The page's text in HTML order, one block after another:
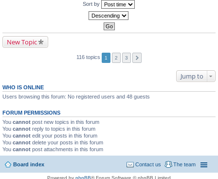
Sort by
New Topic
116 topics 1 2 3
Jump to
WHO IS ONLINE
Users browsing this forum: No registered users and 48 guests
FORUM PERMISSIONS
You cannot post new topics in this forum
You cannot reply to topics in this forum
You cannot edit your posts in this forum
You cannot delete your posts in this forum
You cannot post attachments in this forum
Board index The team
Contact us
Powered by phpBB® Forum Software © phpBB Limited